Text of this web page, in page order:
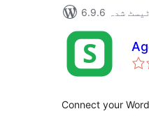
ٹیسٹ شدہ
Connect your